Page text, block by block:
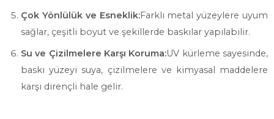
Çok Yönlülük ve Esneklik:Farklı metal yüzeylere uyum
sağlar, çeşitli boyut ve şekillerde baskılar yapılabilir.
Su ve Çizilmelere Karşı Koruma:UV kürleme sayesinde,
baskı yüzeyi suya, çizilmelere ve kimyasal maddelere
karşı dirençli hale gelir.